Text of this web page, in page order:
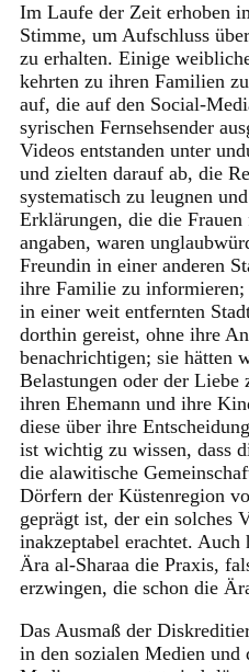
Im Laufe der Zeit erhoben
Stimme, um Aufschluss
zu erhalten. Einige
kehrten zu ihren Familien
auf, die auf den Social-
syrischen Fernsehsender
Videos entstanden unter
und zielten darauf ab, die
systematisch zu leugnen
Erklärungen, die die
angaben, waren
Freundin in einer anderen
ihre Familie zu informieren;
in einer weit entfernten
dorthin gereist, ohne ihre
benachrichtigen; sie hätten
Belastungen oder der Liebe
ihren Ehemann und ihre
diese über ihre
ist wichtig zu wissen, dass
die alawitische
Dörfern der Küstenregion
geprägt ist, der ein solches
inakzeptabel erachtet.
Ära al-Sharaa die Praxis,
erzwingen, die schon die
Das Ausmaß der
in den sozialen Medien